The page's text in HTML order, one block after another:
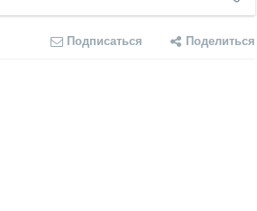
Подписаться Поделиться